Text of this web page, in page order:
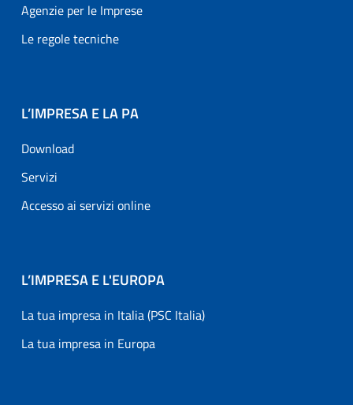
Agenzie per le Imprese
Le regole tecniche
L’IMPRESA E LA PA
Download
Servizi
Accesso ai servizi online
L’IMPRESA E L'EUROPA
La tua impresa in Italia (PSC Italia)
La tua impresa in Europa